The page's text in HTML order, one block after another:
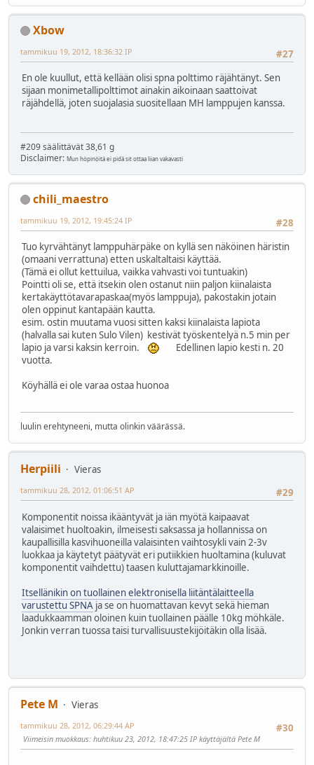
Xbow
#27
tammikuu 19, 2012, 18:36:32 IP
En ole kuullut, että kellään olisi spna polttimo räjähtänyt. Sen
sijaan monimetallipolttimot ainakin aikoinaan saattoivat
räjähdellä, joten suojalasia suositellaan MH lamppujen kanssa.
#209 säälittävät 38,61 g
Disclaimer: Mun höpinöitä ei pidä sit ottaa liian vakavasti
chili_maestro
#28
tammikuu 19, 2012, 19:45:24 IP
Tuo kyrvähtänyt lamppuhärpäke on kyllä sen näköinen häristin
(omaani verrattuna) etten uskaltaltaisi käyttää.
(Tämä ei ollut kettuilua, vaikka vahvasti voi tuntuakin)
Pointti oli se, että itsekin olen ostanut niin paljon kiinalaista
kertakäyttötavarapaskaa(myös lamppuja), pakostakin jotain
olen oppinut kantapään kautta.
esim. ostin muutama vuosi sitten kaksi kiinalaista lapiota
(halvalla sai kuten Sulo Vilen) kestivät työskentelyä n.5 min per
lapio ja varsi kaksin kerroin.
Edellinen lapio kesti n. 20
vuotta.
Köyhällä ei ole varaa ostaa huonoa
luulin erehtyneeni, mutta olinkin väärässä.
Herpiili
Vieras
#29
tammikuu 28, 2012, 01:06:51 AP
Komponentit noissa ikääntyvät ja iän myötä kaipaavat
valaisimet huoltoakin, ilmeisesti saksassa ja hollannissa on
kaupallisilla kasvihuoneilla valaisinten vaihtosykli vain 2-3v
luokkaa ja käytetyt päätyvät eri putiikkien huoltamina (kuluvat
komponentit vaihdettu) taasen kuluttajamarkkinoille.
Itsellänikin on tuollainen elektronisella liitäntälaitteella
varustettu SPNA ja se on huomattavan kevyt sekä hieman
laadukkaamman oloinen kuin tuollainen päälle 10kg möhkäle.
Jonkin verran tuossa taisi turvallisuustekijöitäkin olla lisää.
Pete M
Vieras
#30
tammikuu 28, 2012, 06:29:44 AP
Viimeisin muokkaus: huhtikuu 23, 2012, 18:47:25 IP käyttäjältä Pete M